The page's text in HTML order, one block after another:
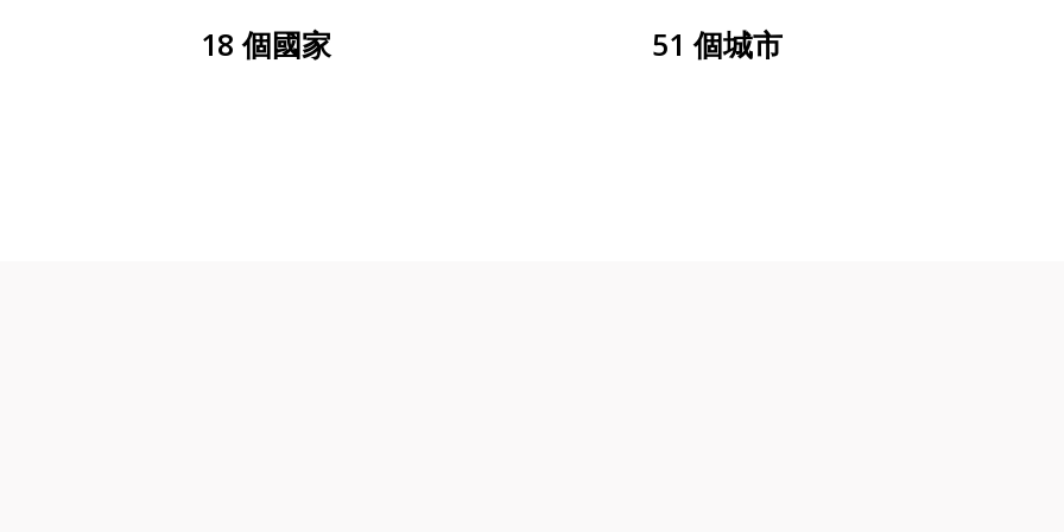
18 個國家 51 個城市